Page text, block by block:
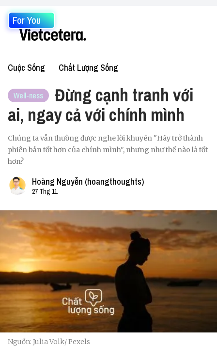
For You
Cuộc Sống Chất Lượng Sống
Well-ness
Đừng cạnh tranh với
ai, ngay cả với chính mình
Chúng ta vẫn thường được nghe lời khuyên "Hãy trở thành
phiên bản tốt hơn của chính mình", nhưng như thế nào là tốt
hơn?
Hoàng Nguyễn (hoangthoughts)
27 Thg 11
Nguồn: Julia Volk/ Pexels